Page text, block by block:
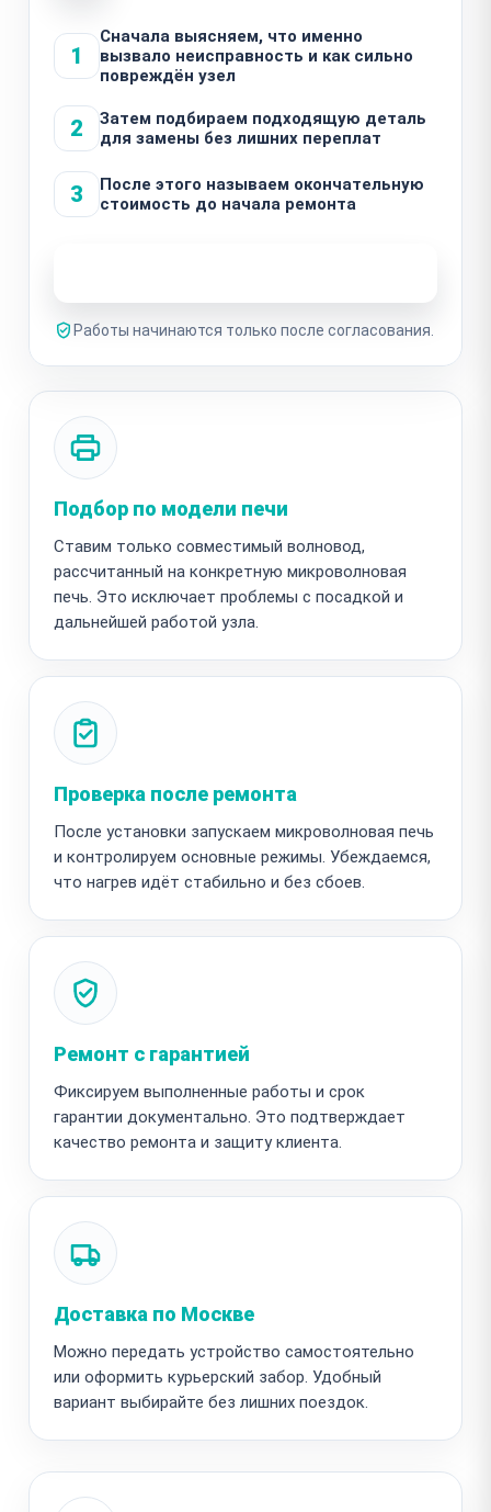
1
Сначала выясняем, что именно
вызвало неисправность и как сильно
повреждён узел
2
Затем подбираем подходящую деталь
для замены без лишних переплат
3
После этого называем окончательную
стоимость до начала ремонта
Работы начинаются только после согласования.
Подбор по модели печи
Ставим только совместимый волновод,
рассчитанный на конкретную микроволновая
печь. Это исключает проблемы с посадкой и
дальнейшей работой узла.
Проверка после ремонта
После установки запускаем микроволновая печь
и контролируем основные режимы. Убеждаемся,
что нагрев идёт стабильно и без сбоев.
Ремонт с гарантией
Фиксируем выполненные работы и срок
гарантии документально. Это подтверждает
качество ремонта и защиту клиента.
Доставка по Москве
Можно передать устройство самостоятельно
или оформить курьерский забор. Удобный
вариант выбирайте без лишних поездок.